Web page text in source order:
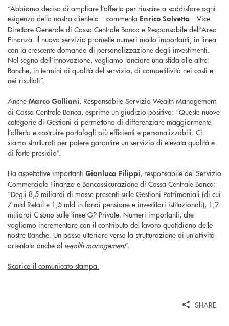
“Abbiamo deciso di ampliare l’offerta per riuscire a soddisfare ogni
esigenza della nostra clientela – commenta Enrico Salvetta – Vice
Direttore Generale di Cassa Centrale Banca e Responsabile dell’Area
Finanza. Il nuovo servizio promette numeri molto importanti, in linea
con la crescente domanda di personalizzazione degli investimenti.
Nel segno dell’innovazione, vogliamo lanciare una sfida alle altre
Banche, in termini di qualità del servizio, di competitività nei costi e
nei risultati”.
Anche Marco Galliani, Responsabile Servizio Wealth Management
di Cassa Centrale Banca, esprime un giudizio positivo: “Queste nuove
categorie di Gestioni ci permettono di differenziare maggiormente
l’offerta e costruire portafogli più efficienti e personalizzabili. Ci
siamo strutturati per potere garantire un servizio di elevata qualità e
di forte presidio”.
Ha aspettative importanti Gianluca Filippi, responsabile del Servizio
Commerciale Finanza e Bancassicurazione di Cassa Centrale Banca:
“Degli 8,5 miliardi di masse presenti sulle Gestioni Patrimoniali (di cui
7 mld Retail e 1,5 mld in fondi pensione e investitori istituzionali), 1,2
miliardi € sono sulle linee GP Private. Numeri importanti, che
vogliamo incrementare con il contributo del lavoro quotidiano delle
nostre Banche. Un passo ulteriore verso la strutturazione di un’attività
orientata anche al wealth management”.
Scarica il comunicato stampa.
SHARE